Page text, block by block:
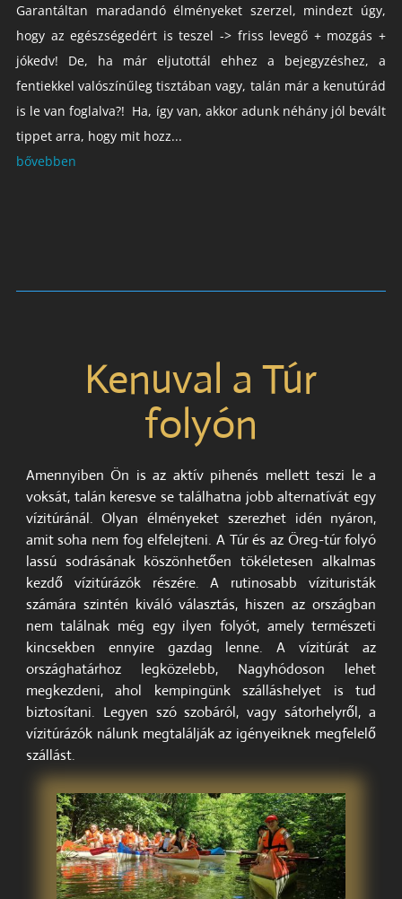
Garantáltan maradandó élményeket szerzel, mindezt úgy,
hogy az egészségedért is teszel -> friss levegő + mozgás +
jókedv! De, ha már eljutottál ehhez a bejegyzéshez, a
fentiekkel valószínűleg tisztában vagy, talán már a kenutúrád
is le van foglalva?! Ha, így van, akkor adunk néhány jól bevált
tippet arra, hogy mit hozz...
bővebben
Kenuval a Túr
folyón
Amennyiben Ön is az aktív pihenés mellett teszi le a
voksát, talán keresve se találhatna jobb alternatívát egy
vízitúránál. Olyan élményeket szerezhet idén nyáron,
amit soha nem fog elfelejteni. A Túr és az Öreg-túr folyó
lassú sodrásának köszönhetően tökéletesen alkalmas
kezdő vízitúrázók részére. A rutinosabb vízituristák
számára szintén kiváló választás, hiszen az országban
nem találnak még egy ilyen folyót, amely természeti
kincsekben ennyire gazdag lenne. A vízitúrát az
országhatárhoz legközelebb, Nagyhódoson lehet
megkezdeni, ahol kempingünk szálláshelyet is tud
biztosítani. Legyen szó szobáról, vagy sátorhelyről, a
vízitúrázók nálunk megtalálják az igényeiknek megfelelő
szállást.